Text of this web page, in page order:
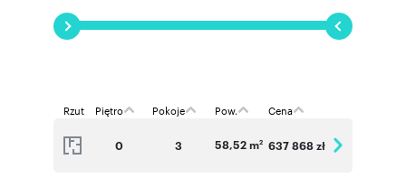
Rzut Piętro Pokoje Pow. Cena
0 3 58,52 m2 637 868 zł